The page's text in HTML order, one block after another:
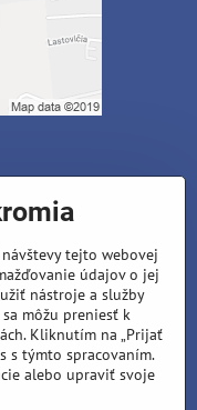
tejto webovej
údajov o jej
nástroje a služby
môžu preniesť k
Kliknutím na „Prijať
s týmto spracovaním.
alebo upraviť svoje